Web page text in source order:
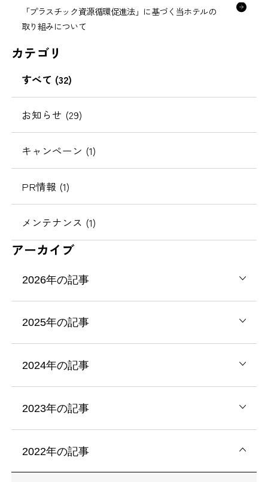
「プラスチック資源循環促進法」に基づく当ホテルの
取り組みについて
カテゴリ
すべて (32)
お知らせ (29)
キャンペーン (1)
PR情報 (1)
メンテナンス (1)
アーカイブ
2026年の記事
2025年の記事
2024年の記事
2023年の記事
2022年の記事